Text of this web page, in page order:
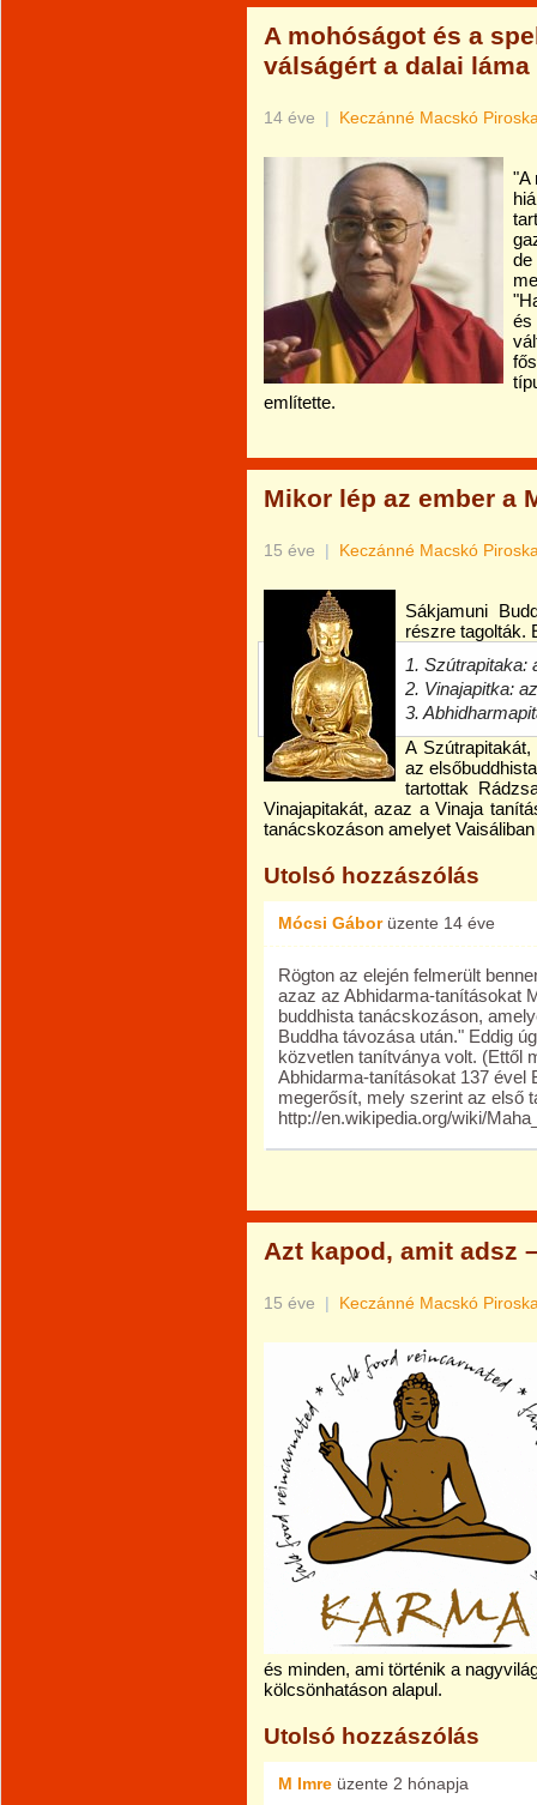
A mohóságot és a
válságért a dalai láma
14 éve | Keczánné Macskó
"A
de
és
említette.
Mikor lép az ember a
15 éve | Keczánné Macskó
Sákjamuni
részre tagolták.
1. Szútrapitaka:
2. Vinajapitka:
3.
A
az
tartottak
Vinajapitakát, azaz a Vinaja
tanácskozáson amelyet
Utolsó hozzászólás
Mócsi Gáborüzente 14 éve
Rögton az elején felmerült
azaz az Abhidarma-tanításokat
buddhista tanácskozáson,
Buddha távozása után." Eddig
közvetlen tanítványa volt. (Ettől
Abhidarma-tanításokat 137 ével
megerősít, mely szerint az első
http://en.wikipedia.org/wiki/
Azt kapod, amit adsz
15 éve | Keczánné Macskó
és minden, ami történik a
kölcsönhatáson alapul.
Utolsó hozzászólás
M Imre üzente 2 hónapja